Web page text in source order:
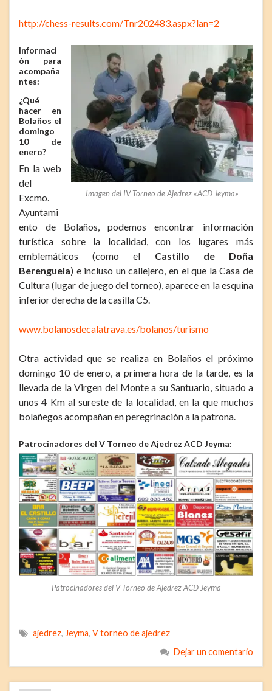
http://chess-results.com/Tnr202483.aspx?lan=2
Imagen del IV Torneo de Ajedrez «ACD Jeyma»
Informaci
ón para
acompaña
ntes:
¿Qué
hacer en
Bolaños el
domingo
10 de
enero?
En la web
del
Excmo.
Ayuntami
ento de Bolaños, podemos encontrar información
turística sobre la localidad, con los lugares más
emblemáticos (como el Castillo de Doña
Berenguela) e incluso un callejero, en el que la Casa de
Cultura (lugar de juego del torneo), aparece en la esquina
inferior derecha de la casilla C5.
www.bolanosdecalatrava.es/bolanos/turismo
Otra actividad que se realiza en Bolaños el próximo
domingo 10 de enero, a primera hora de la tarde, es la
llevada de la Virgen del Monte a su Santuario, situado a
unos 4 Km al sureste de la localidad, en la que muchos
bolañegos acompañan en peregrinación a la patrona.
Patrocinadores del V Torneo de Ajedrez ACD Jeyma:
Patrocinadores del V Torneo de Ajedrez ACD Jeyma
ajedrez, Jeyma, V torneo de ajedrez
Dejar un comentario